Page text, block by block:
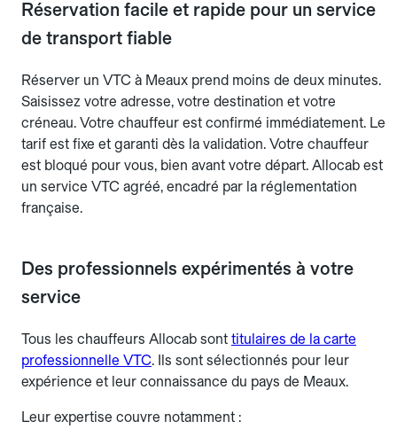
Réservation facile et rapide pour un service
de transport fiable
Réserver un VTC à Meaux prend moins de deux minutes.
Saisissez votre adresse, votre destination et votre
créneau. Votre chauffeur est confirmé immédiatement. Le
tarif est fixe et garanti dès la validation. Votre chauffeur
est bloqué pour vous, bien avant votre départ. Allocab est
un service VTC agréé, encadré par la réglementation
française.
Des professionnels expérimentés à votre
service
Tous les chauffeurs Allocab sont titulaires de la carte
professionnelle VTC. Ils sont sélectionnés pour leur
expérience et leur connaissance du pays de Meaux.
Leur expertise couvre notamment :